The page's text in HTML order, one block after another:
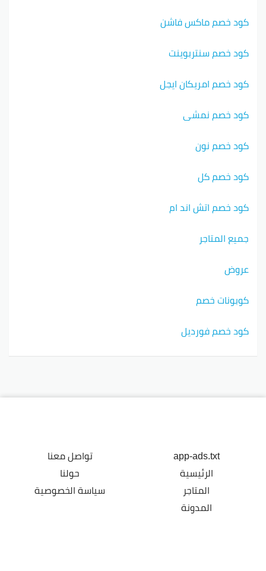
كود خصم ماكس فاشن
كود خصم سنتربوينت
كود خصم امريكان ايجل
كود خصم نمشي
كود خصم نون
كود خصم كل
كود خصم اتش اند ام
جميع المتاجر
عروض
كوبونات خصم
كود خصم فورديل
app-ads.txt
الرئيسية
المتاجر
المدونة
تواصل معنا
حولنا
سياسة الخصوصية